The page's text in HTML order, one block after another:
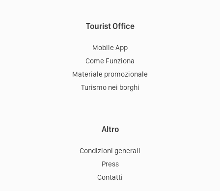
Tourist Office
Mobile App
Come Funziona
Materiale promozionale
Turismo nei borghi
Altro
Condizioni generali
Press
Contatti